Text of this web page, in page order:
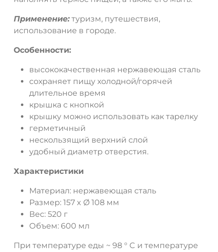
Применение:туризм, путешествия,
использование в городе.
Особенности:
высококачественная нержавеющая сталь
сохраняет пищу холодной/горячей
длительное время
крышка с кнопкой
крышку можно использовать как тарелку
герметичный
нескользящий верхний слой
удобный диаметр отверстия.
Характеристики
Материал: нержавеющая сталь
Размер: 157 x Ø 108 мм
Вес: 520 г
Объем: 600 мл
При температуре еды ~ 98 ° C и температуре
ДА НЕТ